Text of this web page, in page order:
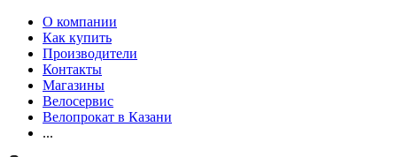
О компании
Как купить
Производители
Контакты
Магазины
Велосервис
Велопрокат в Казани
...